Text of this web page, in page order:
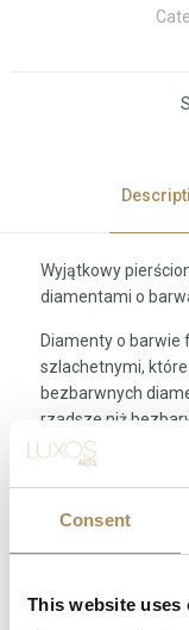
Consent
This website uses
Wyjątkowy
diamentami o
Diamenty o
szlachetnymi,
bezbarwnych
rzadsze niż
sprawiają, że są
kolekcjonerów i
gold
Related